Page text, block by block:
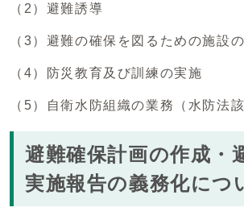
（2）避難誘導
（3）避難の確保を図るための施設
（4）防災教育及び訓練の実施
（5）自衛水防組織の業務（水防法
避難確保計画の作成・
実施報告の義務化につ